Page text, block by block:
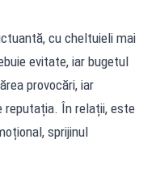
cu cheltuieli mai
evitate, iar bugetul
provocări, iar
reputația. În relații, este
sprijinul